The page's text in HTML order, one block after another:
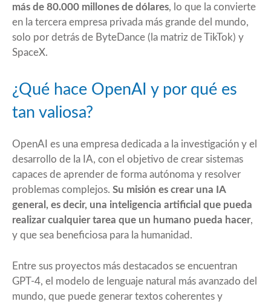
más de 80.000 millones de dólares, lo que la convierte
en la tercera empresa privada más grande del mundo,
solo por detrás de ByteDance (la matriz de TikTok) y
SpaceX.
¿Qué hace OpenAI y por qué es
tan valiosa?
OpenAI es una empresa dedicada a la investigación y el
desarrollo de la IA, con el objetivo de crear sistemas
capaces de aprender de forma autónoma y resolver
problemas complejos. Su misión es crear una IA
general, es decir, una inteligencia artificial que pueda
realizar cualquier tarea que un humano pueda hacer,
y que sea beneficiosa para la humanidad.
Entre sus proyectos más destacados se encuentran
GPT-4, el modelo de lenguaje natural más avanzado del
mundo, que puede generar textos coherentes y